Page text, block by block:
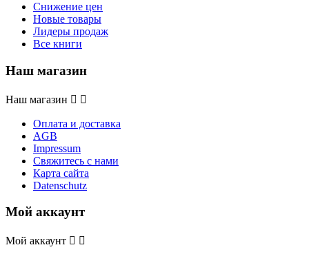
Снижение цен
Новые товары
Лидеры продаж
Все книги
Наш магазин
Наш магазин  
Оплата и доставка
AGB
Impressum
Свяжитесь с нами
Карта сайта
Datenschutz
Мой аккаунт
Мой аккаунт  